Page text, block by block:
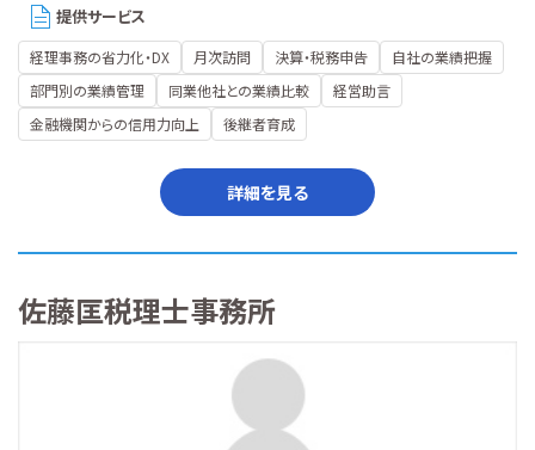
提供サービス
経理事務の省力化・DX 月次訪問 決算・税務申告
自社の業績把握
部門別の業績管理
同業他社との業績比較
経営助言
金融機関からの信用力向上
後継者育成
詳細を見る
佐藤匡税理士事務所